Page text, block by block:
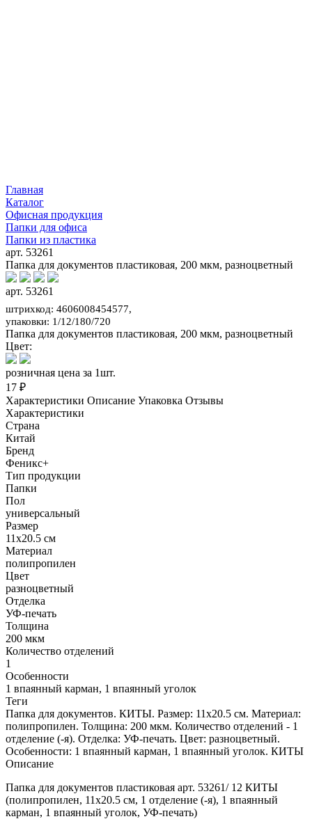
Главная
Каталог
Офисная продукция
Папки для офиса
Папки из пластика
арт. 53261
Папка для документов пластиковая, 200 мкм, разноцветный
арт. 53261
штрихкод: 4606008454577,
упаковки: 1/12/180/720
Папка для документов пластиковая, 200 мкм, разноцветный
Цвет:
розничная цена за 1шт.
17 ₽
Характеристики Описание Упаковка Отзывы
Характеристики
Страна
Китай
Бренд
Феникс+
Тип продукции
Папки
Пол
универсальный
Размер
11х20.5 см
Материал
полипропилен
Цвет
разноцветный
Отделка
УФ-печать
Толщина
200 мкм
Количество отделений
1
Особенности
1 впаянный карман, 1 впаянный уголок
Теги
Папка для документов. КИТЫ. Размер: 11х20.5 см. Материал:
полипропилен. Толщина: 200 мкм. Количество отделений - 1
отделение (-я). Отделка: УФ-печать. Цвет: разноцветный.
Особенности: 1 впаянный карман, 1 впаянный уголок. КИТЫ
Описание
Папка для документов пластиковая арт. 53261/ 12 КИТЫ
(полипропилен, 11х20.5 см, 1 отделение (-я), 1 впаянный
карман, 1 впаянный уголок, УФ-печать)